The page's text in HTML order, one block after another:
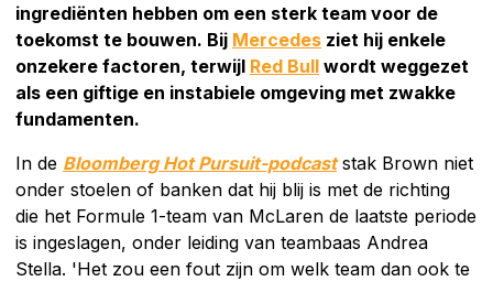
ingrediënten hebben om een sterk team voor de
toekomst te bouwen. Bij Mercedes ziet hij enkele
onzekere factoren, terwijl Red Bull wordt weggezet
als een giftige en instabiele omgeving met zwakke
fundamenten.
In de Bloomberg Hot Pursuit-podcaststak Brown niet
onder stoelen of banken dat hij blij is met de richting
die het Formule 1-team van McLaren de laatste periode
is ingeslagen, onder leiding van teambaas Andrea
Stella. 'Het zou een fout zijn om welk team dan ook te